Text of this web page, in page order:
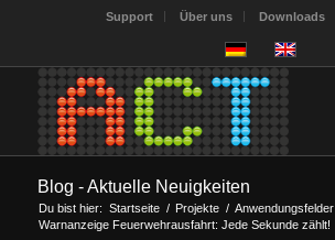
Support Über uns Downloads
Blog - Aktuelle Neuigkeiten
Du bist hier: Startseite / Projekte / Anwendungsfelder
Warnanzeige Feuerwehrausfahrt: Jede Sekunde zählt!